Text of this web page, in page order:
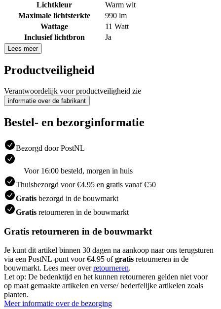
Lichtkleur
Warm wit
Maximale lichtsterkte
990 lm
Wattage
11 Watt
Inclusief lichtbron
Ja
Lees meer
Productveiligheid
Verantwoordelijk voor productveiligheid zie
informatie over de fabrikant
Bestel- en bezorginformatie
Bezorgd door PostNL
Voor 16:00 besteld, morgen in huis
Thuisbezorgd voor €4.95 en gratis vanaf €50
Gratis bezorgd in de bouwmarkt
Gratis retourneren in de bouwmarkt
Gratis retourneren in de bouwmarkt
Je kunt dit artikel binnen 30 dagen na aankoop naar ons terugsturen
via een PostNL-punt voor €4.95 ofgratis retourneren in de
bouwmarkt. Lees meer overretourneren.
Let op: De bedenktijd en het kunnen retourneren gelden niet voor
op maat gemaakte artikelen en verse/ bederfelijke artikelen zoals
planten.
Meer informatie over de bezorging